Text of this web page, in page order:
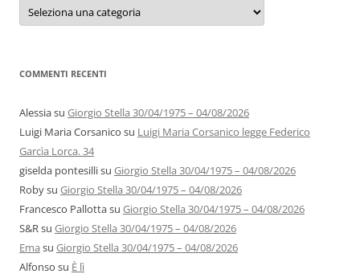
Categorie
autori
COMMENTI RECENTI
Alessiasu Giorgio Stella 30/04/1975 – 04/08/2026
Luigi Maria Corsanico su Luigi Maria Corsanico legge Federico
Garcìa Lorca. 34
giselda pontesillisu Giorgio Stella 30/04/1975 – 04/08/2026
Robysu Giorgio Stella 30/04/1975 – 04/08/2026
Francesco Pallottasu Giorgio Stella 30/04/1975 – 04/08/2026
S&Rsu Giorgio Stella 30/04/1975 – 04/08/2026
Ema su Giorgio Stella 30/04/1975 – 04/08/2026
Alfonso su È lì